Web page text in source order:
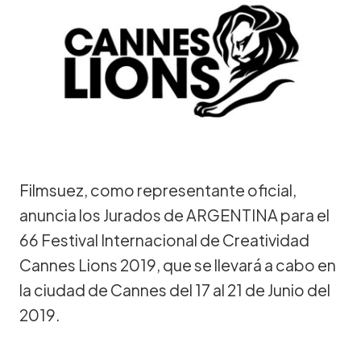
Filmsuez, como representante oficial,
anuncia los Jurados de ARGENTINA para el
66 Festival Internacional de Creatividad
Cannes Lions 2019, que se llevará a cabo en
la ciudad de Cannes del 17 al 21 de Junio del
2019.